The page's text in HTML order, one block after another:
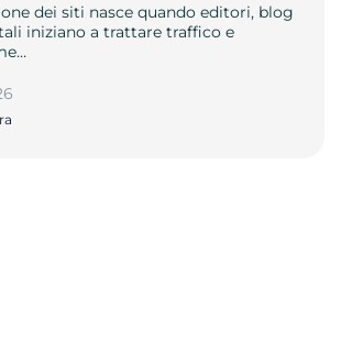
dei siti nasce quando editori, blog
iniziano a trattare traffico e